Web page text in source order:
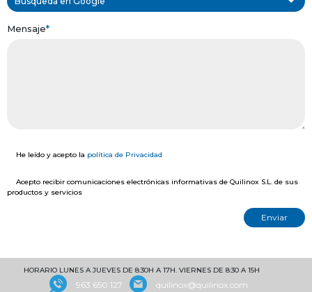
Mensaje*
He leído y acepto la política de Privacidad
Acepto recibir comunicaciones electrónicas informativas de Quilinox S.L. de sus
productos y servicios
HORARIO LUNES A JUEVES DE 8:30H A 17H. VIERNES DE 8:30 A 15H
963 650 127 quilinox@quilinox.com